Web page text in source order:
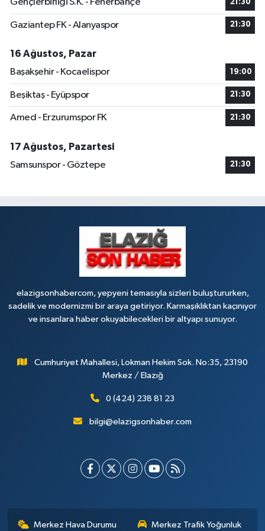
Dogan Eczanesi
Makfire Eczanesi
Çaydaçıra Mahallesi, Adnan Kahveci Caddesi, No:29 Merkez Elazığ
Gençlerbirliği S.K. - Fenerbahçe 21:30
Gaziantep FK - Alanyaspor 21:30
16 Ağustos, Pazar
Başakşehir - Kocaelispor
19:00
Beşiktaş - Eyüpspor 21:30
Amed - Erzurumspor FK 21:30
17 Ağustos, Pazartesi
Samsunspor - Göztepe
21:30
elazigsonhabercom, yepyeni temasıyla sizleri buluştururken,
sadelik ve modernizmi bir araya getiriyor. Karmaşıklıktan kaçınıyor
ve insanlara haber okuyabilecekleri bir altyapı sunuyor.
Cumhuriyet Mahallesi, Lokman Hekim Sok. No:35, 23190
Merkez / Elazığ
0 (424) 238 81 23
bilgi@elazigsonhaber.com
Merkez Hava Durumu Merkez Trafik Yoğunluk